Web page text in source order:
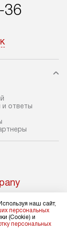
определяется в
в себя снятие
отдельных
запуск и
монтаж не
коммуникаций,
материалы,
36
ответы
наш сайт,
персональных
(Cookie) и
персональных